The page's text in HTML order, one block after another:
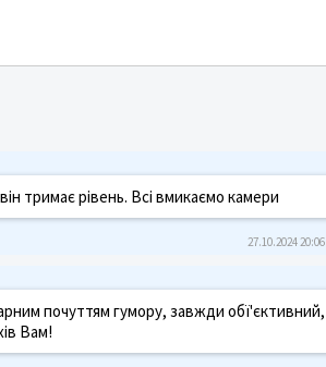
тримає рівень. Всі вмикаємо камери
27.10.2024 20:06
почуттям гумору, завжди обї'єктивний,
Вам!